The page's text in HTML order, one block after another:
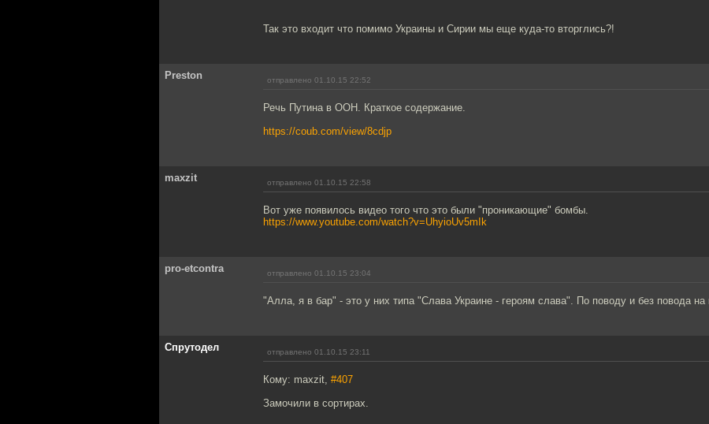
Так это входит что помимо Украины и Сирии мы еще куда-то вторглись?!
Preston отправлено 01.10.15 22:52
Речь Путина в ООН. Краткое содержание.
https://coub.com/view/8cdjp
maxzit отправлено 01.10.15 22:58
Вот уже появилось видео того что это были "проникающие" бомбы.
https://www.youtube.com/watch?v=UhyioUv5mIk
pro-etcontra отправлено 01.10.15 23:04
"Алла, я в бар" - это у них типа "Слава Украине - героям слава". По поводу и без повода
Спрутодел отправлено 01.10.15 23:11
Кому: maxzit, #407
Замочили в сортирах.